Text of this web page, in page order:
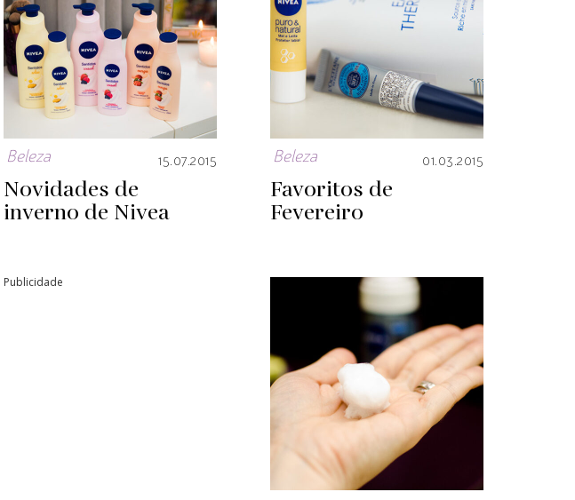
Beleza 15.07.2015
Novidades de
inverno de Nivea
Beleza 01.03.2015
Favoritos de
Fevereiro
Publicidade